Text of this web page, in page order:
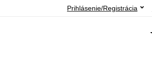
Prihlásenie/Registrácia